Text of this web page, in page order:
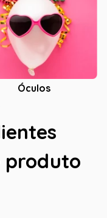
Óculos
produto